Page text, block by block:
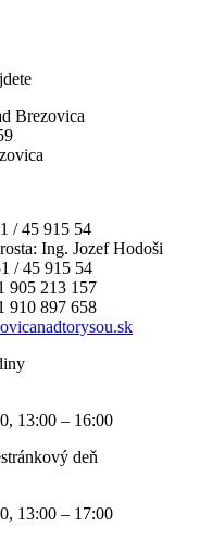
Brezovica
/ 45 915 54
Ing. Jozef Hodoši
/ 45 915 54
905 213 157
910 897 658
13:00 – 16:00
deň
13:00 – 17:00